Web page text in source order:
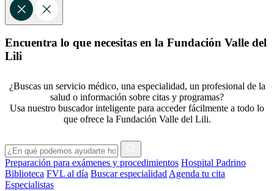
Encuentra lo que necesitas en la Fundación Valle del
Lili
¿Buscas un servicio médico, una especialidad, un profesional de la
salud o información sobre citas y programas?
Usa nuestro buscador inteligente para acceder fácilmente a todo lo
que ofrece la Fundación Valle del Lili.
Preparación para exámenes y procedimientos Hospital Padrino
Biblioteca FVL al día Buscar especialidad Agenda tu cita
Especialistas